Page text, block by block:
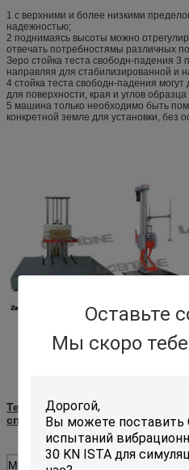
Оставьте
Мы скоро
1 с верхними и более низкими
надежностью;
2 поднимаясь высоты можно
отвечать потребностямы различных
Зеро стойка теста свободн-падения 3
направляя для стабилизированной и
4 стойка теста свободн-падения
для поверхности, края и углов
5 машина только необходимо быть
конкретной земле для установки, без
Тестер падения высокой
спецификаций перевозки
Модель